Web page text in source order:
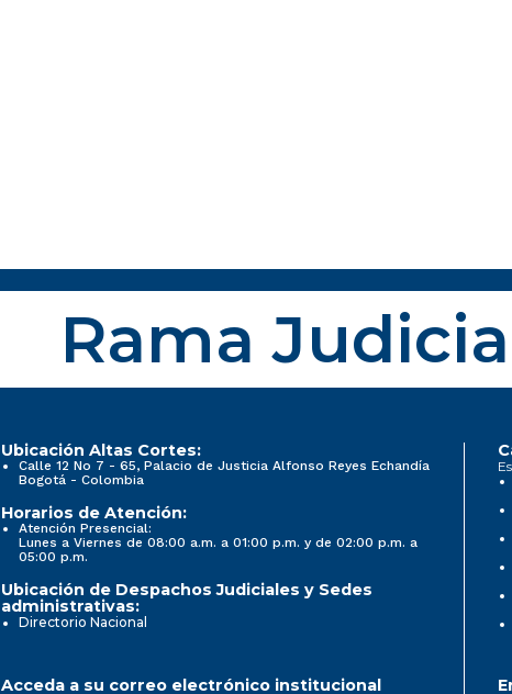
Rama
Ubicación Altas Cortes:
Calle 12 No 7 - 65, Palacio de Justicia Alfonso Reyes Echandía
Bogotá - Colombia
Horarios de Atención:
Atención Presencial:
Lunes a Viernes de 08:00 a.m. a 01:00 p.m. y de 02:00 p.m. a
05:00 p.m.
Ubicación de Despachos Judiciales y Sedes
administrativas:
Directorio Nacional
Acceda a su correo electrónico institucional